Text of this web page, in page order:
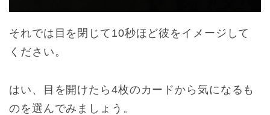
それでは目を閉じて10秒ほど彼をイメージして
ください。
はい、目を開けたら4枚のカードから気になるも
のを選んでみましょう。